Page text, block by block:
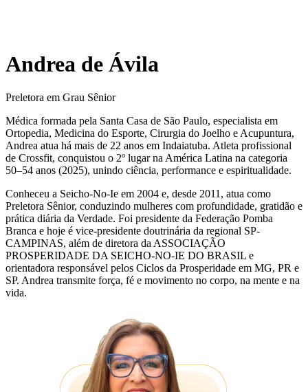
Andrea de Ávila
Preletora em Grau Sênior
Médica formada pela Santa Casa de São Paulo, especialista em
Ortopedia, Medicina do Esporte, Cirurgia do Joelho e Acupuntura,
Andrea atua há mais de 22 anos em Indaiatuba. Atleta profissional
de Crossfit, conquistou o 2º lugar na América Latina na categoria
50–54 anos (2025), unindo ciência, performance e espiritualidade.
Conheceu a Seicho-No-Ie em 2004 e, desde 2011, atua como
Preletora Sênior, conduzindo mulheres com profundidade, gratidão e
prática diária da Verdade. Foi presidente da Federação Pomba
Branca e hoje é vice-presidente doutrinária da regional SP-
CAMPINAS, além de diretora da ASSOCIAÇÃO
PROSPERIDADE DA SEICHO-NO-IE DO BRASIL e
orientadora responsável pelos Ciclos da Prosperidade em MG, PR e
SP. Andrea transmite força, fé e movimento no corpo, na mente e na
vida.